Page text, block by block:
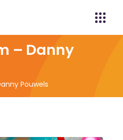
– Danny
Pouwels